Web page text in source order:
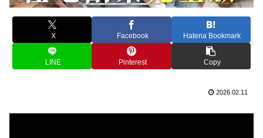
X Facebook Hatena Bookmark
LINE Pinterest Copy
2026.02.11